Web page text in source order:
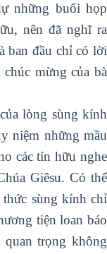
những buổi họp
nên đã nghĩ ra
ban đầu chỉ có lời
mừng của bà
lòng sùng kính
niệm những mầu
các tín hữu nghe
Giêsu. Có thể
sùng kính chỉ
tiện loan báo
trọng không